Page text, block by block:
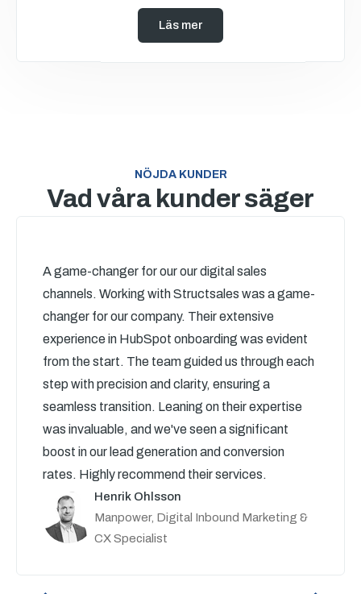
Läs mer
NÖJDA KUNDER
Vad våra kunder säger
A game-changer for our our digital sales
channels. Working with Structsales was a game-
changer for our company. Their extensive
experience in HubSpot onboarding was evident
from the start. The team guided us through each
step with precision and clarity, ensuring a
seamless transition. Leaning on their expertise
was invaluable, and we've seen a significant
boost in our lead generation and conversion
rates. Highly recommend their services.
Henrik Ohlsson
Manpower, Digital Inbound Marketing &
CX Specialist